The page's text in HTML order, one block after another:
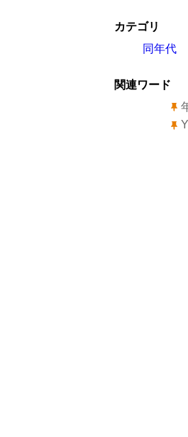
カテゴリ
同年代
関連ワード